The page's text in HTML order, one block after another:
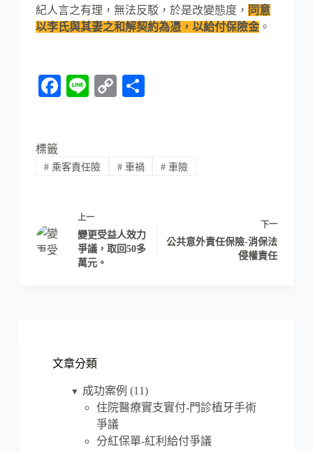
紀人言之有理，無法反駁，於是改變態度， 同意
以李氏與其妻之和解契約為憑，以給付保險金。
Fa Li
C
nk
標籤
#乘客責任險 #車禍 # 車險
上一
變更受益人效力
爭議，取回50多
萬元。
下一
公共意外責任保險-消保法
侵權責任
文章分類
▼ 成功案例 (11)
住院醫療實支實付-門診植牙手術
爭議
分紅保單-紅利給付爭議